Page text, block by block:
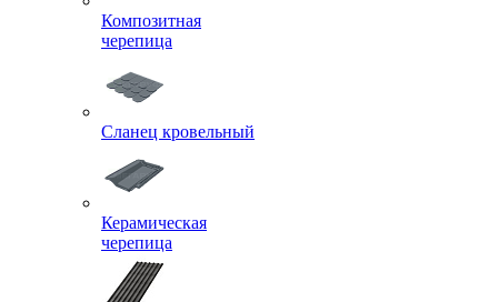
Композитная
черепица
Сланец кровельный
Керамическая
черепица